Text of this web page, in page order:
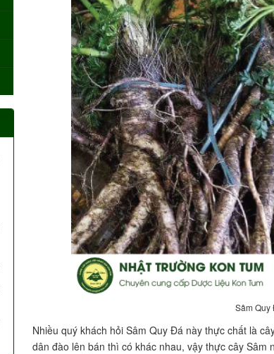
Sâm Quy
Nhiều quý khách hỏi Sâm Quy Đá này thực chất là
dân đào lên bán thì có khác nhau, vậy thực cây